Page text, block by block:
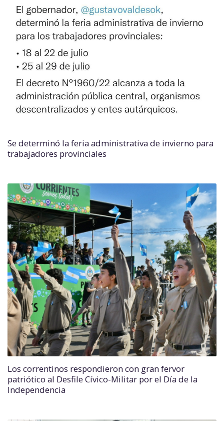
Se determinó la feria administrativa de invierno para
trabajadores provinciales
Los correntinos respondieron con gran fervor
patriótico al Desfile Cívico-Militar por el Día de la
Independencia